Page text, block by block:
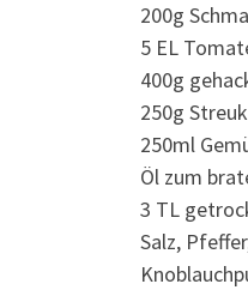
200g
5 EL
400g
250g
250ml
Öl zum
3 TL
Salz,